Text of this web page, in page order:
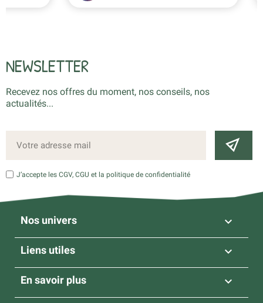
NEWSLETTER
Recevez nos offres du moment, nos conseils, nos
actualités...
J’accepte les CGV, CGU et la politique de confidentialité
Nos univers 
Liens utiles 
En savoir plus 